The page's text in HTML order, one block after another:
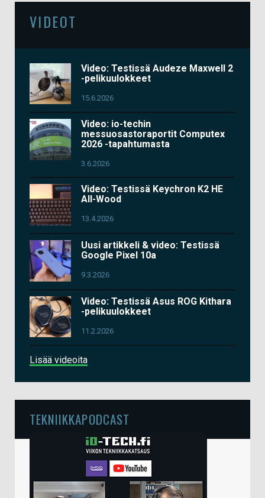
VIDEOT
Video: Testissä Audeze Maxwell 2
-pelikuulokkeet
15.6.2026
Video: io-techin
messuosastoraportit Computex
2026 -tapahtumasta
3.6.2026
Video: Testissä Keychron K2 HE
All-Wood
13.4.2026
Uusi artikkeli & video: Testissä
Google Pixel 10a
9.3.2026
Video: Testissä Asus ROG Kithara
-pelikuulokkeet
11.2.2026
Lisää videoita
TEKNIIKKAPODCAST